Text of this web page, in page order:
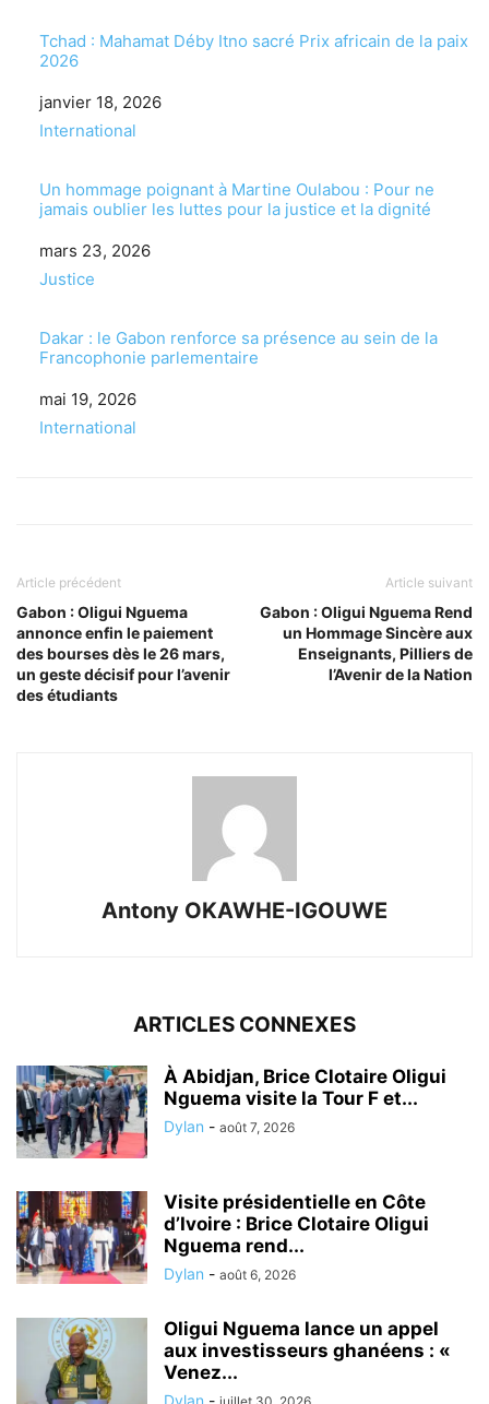
Tchad : Mahamat Déby Itno sacré Prix africain de la paix
2026
Date
janvier 18, 2026
Par rapport à
International
Un hommage poignant à Martine Oulabou : Pour ne
jamais oublier les luttes pour la justice et la dignité
Date
mars 23, 2026
Par rapport à
Justice
Dakar : le Gabon renforce sa présence au sein de la
Francophonie parlementaire
Date
mai 19, 2026
Par rapport à
International
Article précédent
Gabon : Oligui Nguema
annonce enfin le paiement
des bourses dès le 26 mars,
un geste décisif pour l’avenir
des étudiants
Article suivant
Gabon : Oligui Nguema Rend
un Hommage Sincère aux
Enseignants, Pilliers de
l’Avenir de la Nation
Antony OKAWHE-IGOUWE
ARTICLES CONNEXES
À Abidjan, Brice Clotaire Oligui
Nguema visite la Tour F et...
Dylan - août 7, 2026
Visite présidentielle en Côte
d’Ivoire : Brice Clotaire Oligui
Nguema rend...
Dylan - août 6, 2026
Oligui Nguema lance un appel
aux investisseurs ghanéens : «
Venez...
Dylan -